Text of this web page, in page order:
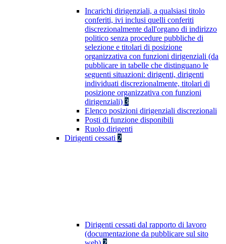
Incarichi dirigenziali, a qualsiasi titolo
conferiti, ivi inclusi quelli conferiti
discrezionalmente dall'organo di indirizzo
politico senza procedure pubbliche di
selezione e titolari di posizione
organizzativa con funzioni dirigenziali (da
pubblicare in tabelle che distinguano le
seguenti situazioni: dirigenti, dirigenti
individuati discrezionalmente, titolari di
posizione organizzativa con funzioni
dirigenziali) 3
Elenco posizioni dirigenziali discrezionali
Posti di funzione disponibili
Ruolo dirigenti
Dirigenti cessati 2
Dirigenti cessati dal rapporto di lavoro
(documentazione da pubblicare sul sito